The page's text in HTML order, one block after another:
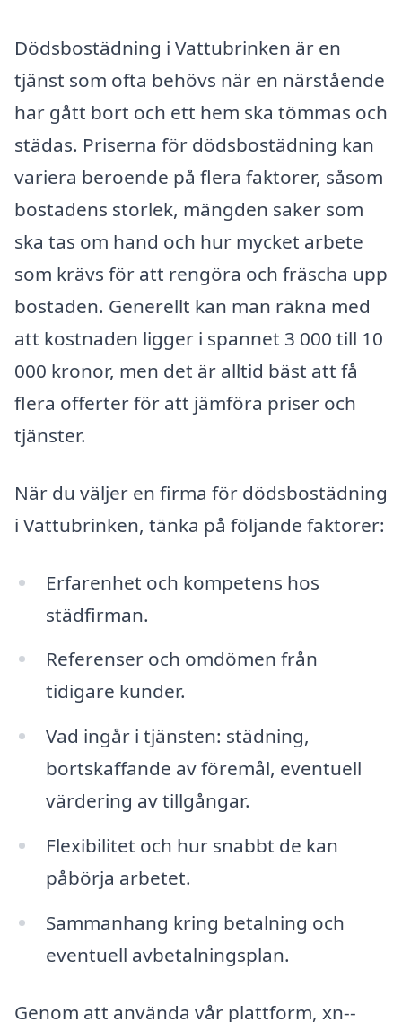
Dödsbostädning i Vattubrinken är en
tjänst som ofta behövs när en närstående
har gått bort och ett hem ska tömmas och
städas. Priserna för dödsbostädning kan
variera beroende på flera faktorer, såsom
bostadens storlek, mängden saker som
ska tas om hand och hur mycket arbete
som krävs för att rengöra och fräscha upp
bostaden. Generellt kan man räkna med
att kostnaden ligger i spannet 3 000 till 10
000 kronor, men det är alltid bäst att få
flera offerter för att jämföra priser och
tjänster.
När du väljer en firma för dödsbostädning
i Vattubrinken, tänka på följande faktorer:
Erfarenhet och kompetens hos
städfirman.
Referenser och omdömen från
tidigare kunder.
Vad ingår i tjänsten: städning,
bortskaffande av föremål, eventuell
värdering av tillgångar.
Flexibilitet och hur snabbt de kan
påbörja arbetet.
Sammanhang kring betalning och
eventuell avbetalningsplan.
Genom att använda vår plattform, xn--